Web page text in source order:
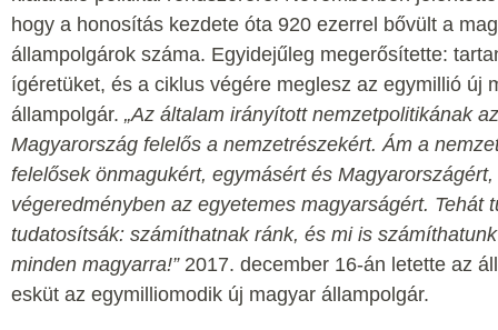
hogy a honosítás kezdete óta 920 ezerrel bővült a
állampolgárok száma. Egyidejűleg megerősítette:
ígéretüket, és a ciklus végére meglesz az egymillió új
állampolgár. „Az általam irányított nemzetpolitikának
Magyarország felelős a nemzetrészekért. Ám a
felelősek önmagukért, egymásért és Magyarországért,
végeredményben az egyetemes magyarságért. Tehát
tudatosítsák: számíthatnak ránk, és mi is
minden magyarra!” 2017. december 16-án letette az
esküt az egymilliomodik új magyar állampolgár.